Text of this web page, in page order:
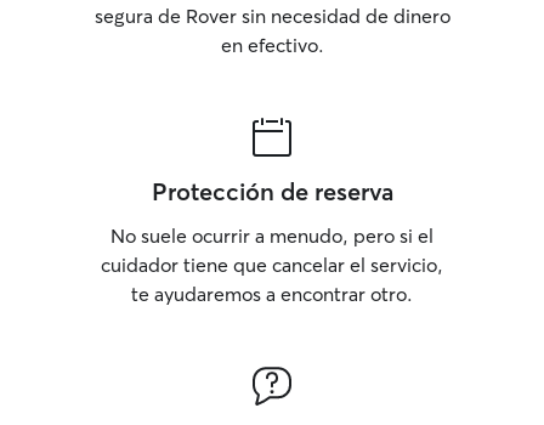
segura de Rover sin necesidad de dinero
en efectivo.
Protección de reserva
No suele ocurrir a menudo, pero si el
cuidador tiene que cancelar el servicio,
te ayudaremos a encontrar otro.